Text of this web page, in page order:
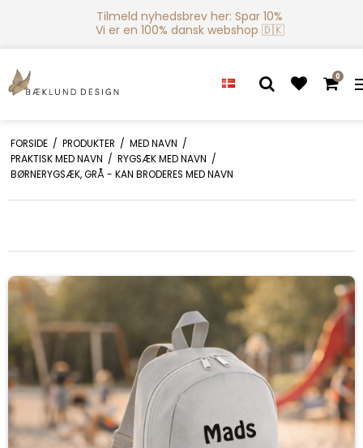
Tilmeld nyhedsbrev her: Spar 10%
Vi er en 100% dansk webshop 🇩🇰
0
FORSIDE / PRODUKTER / MED NAVN /
PRAKTISK MED NAVN / RYGSÆK MED NAVN /
BØRNERYGSÆK, GRÅ - KAN BRODERES MED NAVN